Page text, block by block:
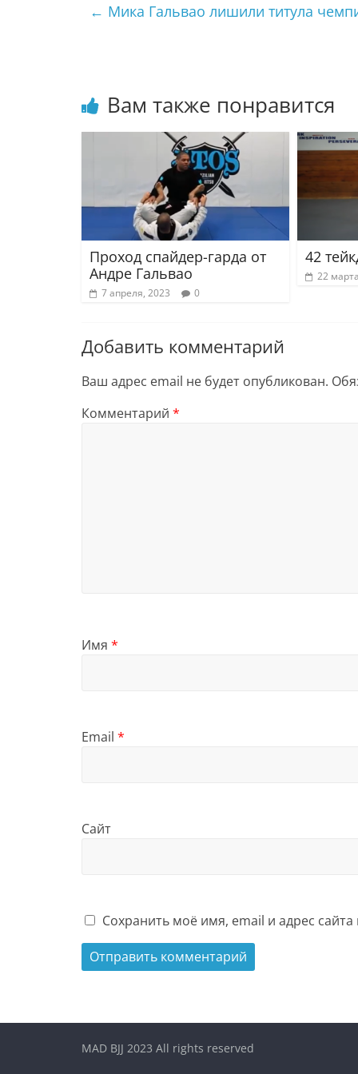
← Мика Гальвао лишили титула
Вам также понравится
Проход спайдер-гарда от
Андре Гальвао
7 апреля, 2023 0
42
22
Добавить комментарий
Ваш адрес email не будет опубликован.
Комментарий *
Имя *
Email *
Сайт
Сохранить моё имя, email и адрес
MAD BJJ 2023 All rights reserved